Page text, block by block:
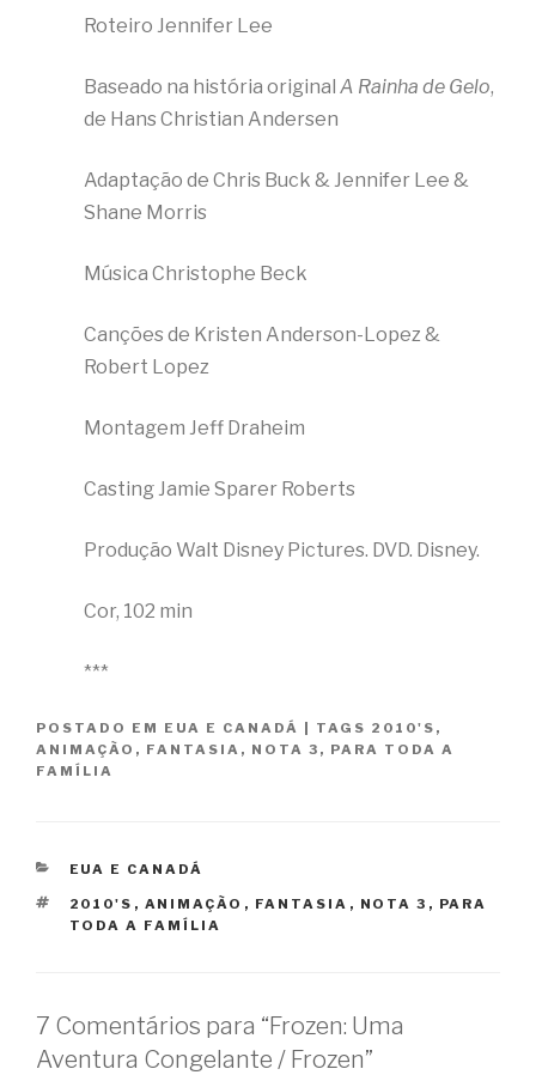
Roteiro Jennifer Lee
Baseado na história original A Rainha de Gelo,
de Hans Christian Andersen
Adaptação de Chris Buck & Jennifer Lee &
Shane Morris
Música Christophe Beck
Canções de Kristen Anderson-Lopez &
Robert Lopez
Montagem Jeff Draheim
Casting Jamie Sparer Roberts
Produção Walt Disney Pictures. DVD. Disney.
Cor, 102 min
***
POSTADO EM EUA E CANADÁ TAGS 2010'S ,
ANIMAÇÃO , FANTASIA , NOTA 3 , PARA TODA A
FAMÍLIA
CATEGORIAS
EUA E CANADÁ
TAGS
2010'S , ANIMAÇÃO , FANTASIA , NOTA 3 , PARA
TODA A FAMÍLIA
7 Comentários para “Frozen: Uma
Aventura Congelante / Frozen”